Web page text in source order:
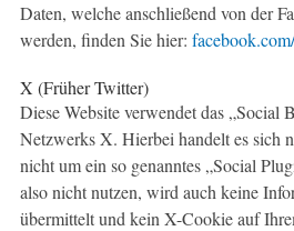
Daten, welche anschließend von der
werden, finden Sie hier:
X (Früher Twitter)
Diese Website verwendet das „Social
Netzwerks X. Hierbei handelt es sich
nicht um ein so genanntes „Social
also nicht nutzen, wird auch keine
übermittelt und kein X-Cookie auf